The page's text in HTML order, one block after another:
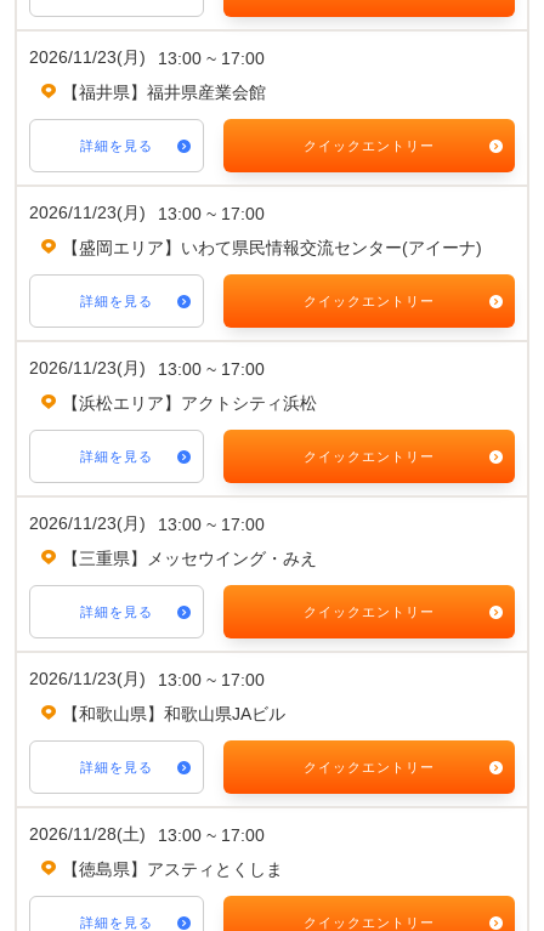
2026/11/23(月)
13:00 ~ 17:00
【福井県】福井県産業会館
詳細を見る クイックエントリー
2026/11/23(月)
13:00 ~ 17:00
【盛岡エリア】いわて県民情報交流センター(アイーナ)
詳細を見る クイックエントリー
2026/11/23(月)
13:00 ~ 17:00
【浜松エリア】アクトシティ浜松
詳細を見る クイックエントリー
2026/11/23(月)
13:00 ~ 17:00
【三重県】メッセウイング・みえ
詳細を見る クイックエントリー
2026/11/23(月)
13:00 ~ 17:00
【和歌山県】和歌山県JAビル
詳細を見る クイックエントリー
2026/11/28(土)
13:00 ~ 17:00
【徳島県】アスティとくしま
詳細を見る クイックエントリー